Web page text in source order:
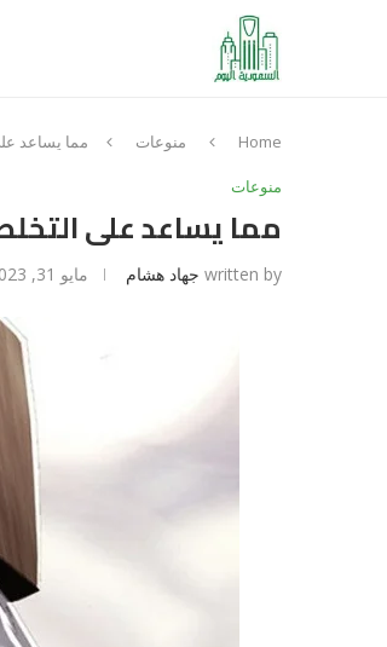
Home منوعات مما يساعد
منوعات
مما يساعد على
written by جهاد هشام مايو 31, 2023